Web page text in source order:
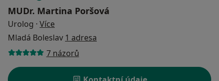
MUDr. Martina Poršová
Urolog · Více
Mladá Boleslav 1 adresa
7 názorů